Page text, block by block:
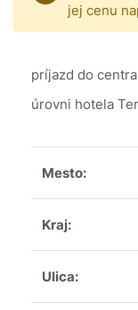
jej cenu
príjazd do
úrovni hotela
Mesto:
Kraj:
Ulica: